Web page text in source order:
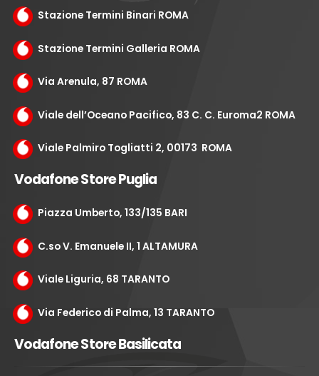
Stazione Termini Binari ROMA
Stazione Termini Galleria ROMA
Via Arenula, 87 ROMA
Viale dell’Oceano Pacifico, 83 C. C. Euroma2 ROMA
Viale Palmiro Togliatti 2, 00173 ROMA
Vodafone Store Puglia
Piazza Umberto, 133/135 BARI
C.so V. Emanuele II, 1 ALTAMURA
Viale Liguria, 68 TARANTO
Via Federico di Palma, 13 TARANTO
Vodafone Store Basilicata